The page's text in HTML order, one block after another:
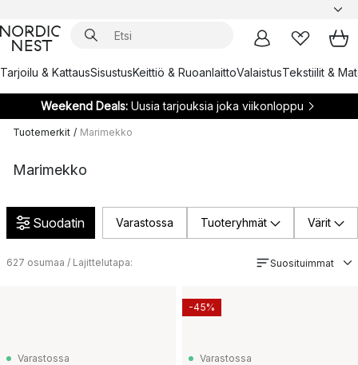
Tarjoilu & KattausSisustusKeittiö & RuoanlaittoValaistusTekstiilit &
Weekend Deals:Uusia tarjouksia joka viikonloppu
Tuotemerkit / Marimekko
Marimekko
Suodatin Varastossa Tuoteryhmät Värit
627 osumaa / Lajittelutapa: Suosituimmat
Varastossa Varastossa
-45%